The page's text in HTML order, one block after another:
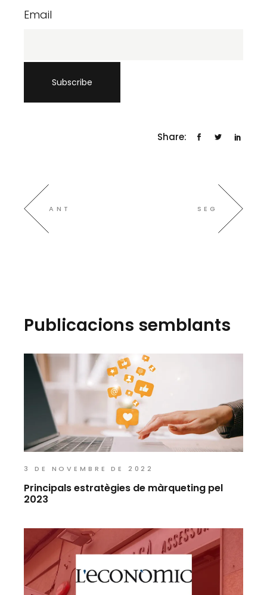
Email
Share:
ANT SEG
Publicacions semblants
3 DE NOVEMBRE DE 2022
Principals estratègies de màrqueting pel
2023